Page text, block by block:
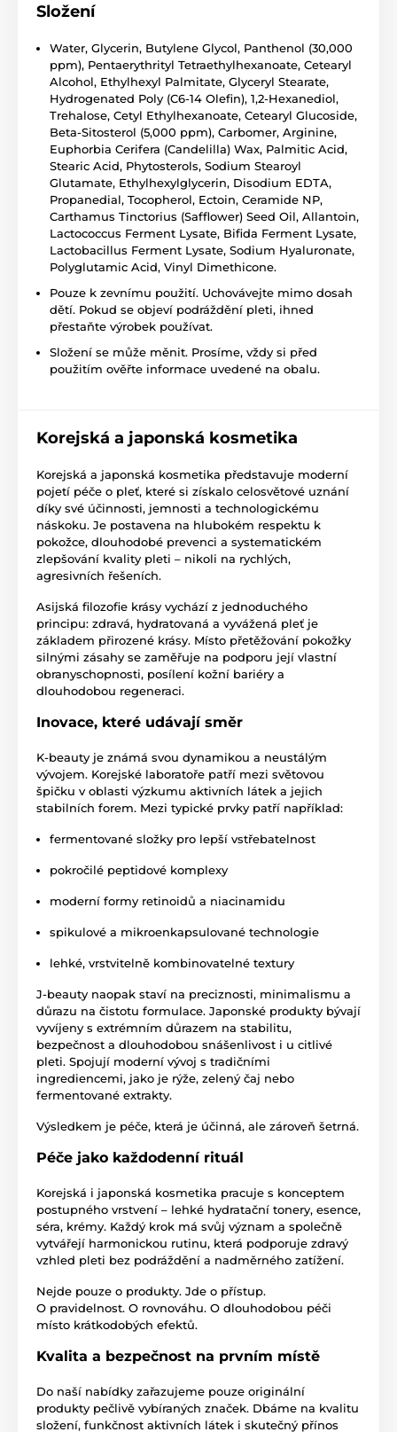
Složení
Water, Glycerin, Butylene Glycol, Panthenol (30,000
ppm), Pentaerythrityl Tetraethylhexanoate, Cetearyl
Alcohol, Ethylhexyl Palmitate, Glyceryl Stearate,
Hydrogenated Poly (C6-14 Olefin), 1,2-Hexanediol,
Trehalose, Cetyl Ethylhexanoate, Cetearyl Glucoside,
Beta-Sitosterol (5,000 ppm), Carbomer, Arginine,
Euphorbia Cerifera (Candelilla) Wax, Palmitic Acid,
Stearic Acid, Phytosterols, Sodium Stearoyl
Glutamate, Ethylhexylglycerin, Disodium EDTA,
Propanedial, Tocopherol, Ectoin, Ceramide NP,
Carthamus Tinctorius (Safflower) Seed Oil, Allantoin,
Lactococcus Ferment Lysate, Bifida Ferment Lysate,
Lactobacillus Ferment Lysate, Sodium Hyaluronate,
Polyglutamic Acid, Vinyl Dimethicone.
Pouze k zevnímu použití. Uchovávejte mimo dosah
dětí. Pokud se objeví podráždění pleti, ihned
přestaňte výrobek používat.
Složení se může měnit. Prosíme, vždy si před
použitím ověřte informace uvedené na obalu.
Korejská a japonská kosmetika
Korejská a japonská kosmetika představuje moderní
pojetí péče o pleť, které si získalo celosvětové uznání
díky své účinnosti, jemnosti a technologickému
náskoku. Je postavena na hlubokém respektu k
pokožce, dlouhodobé prevenci a systematickém
zlepšování kvality pleti – nikoli na rychlých,
agresivních řešeních.
Asijská filozofie krásy vychází z jednoduchého
principu: zdravá, hydratovaná a vyvážená pleť je
základem přirozené krásy. Místo přetěžování pokožky
silnými zásahy se zaměřuje na podporu její vlastní
obranyschopnosti, posílení kožní bariéry a
dlouhodobou regeneraci.
Inovace, které udávají směr
K-beauty je známá svou dynamikou a neustálým
vývojem. Korejské laboratoře patří mezi světovou
špičku v oblasti výzkumu aktivních látek a jejich
stabilních forem. Mezi typické prvky patří například:
fermentované složky pro lepší vstřebatelnost
pokročilé peptidové komplexy
moderní formy retinoidů a niacinamidu
spikulové a mikroenkapsulované technologie
lehké, vrstvitelně kombinovatelné textury
J-beauty naopak staví na preciznosti, minimalismu a
důrazu na čistotu formulace. Japonské produkty bývají
vyvíjeny s extrémním důrazem na stabilitu,
bezpečnost a dlouhodobou snášenlivost i u citlivé
pleti. Spojují moderní vývoj s tradičními
ingrediencemi, jako je rýže, zelený čaj nebo
fermentované extrakty.
Výsledkem je péče, která je účinná, ale zároveň šetrná.
Péče jako každodenní rituál
Korejská i japonská kosmetika pracuje s konceptem
postupného vrstvení – lehké hydratační tonery, esence,
séra, krémy. Každý krok má svůj význam a společně
vytvářejí harmonickou rutinu, která podporuje zdravý
vzhled pleti bez podráždění a nadměrného zatížení.
Nejde pouze o produkty. Jde o přístup.
O pravidelnost. O rovnováhu. O dlouhodobou péči
místo krátkodobých efektů.
Kvalita a bezpečnost na prvním místě
Do naší nabídky zařazujeme pouze originální
produkty pečlivě vybíraných značek. Dbáme na kvalitu
složení, funkčnost aktivních látek i skutečný přínos